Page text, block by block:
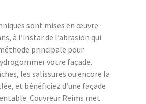
sont mises en œuvre
à l’instar de l’abrasion qui
principale pour
votre façade.
les salissures ou encore la
et bénéficiez d’une façade
Couvreur Reims met